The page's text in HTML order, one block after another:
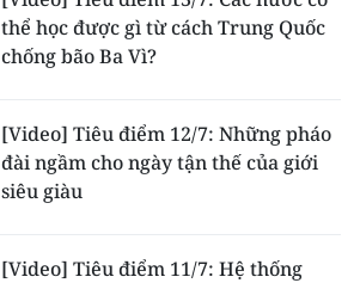
thể học được gì từ cách Trung Quốc
chống bão Ba Vì?
[Video] Tiêu điểm 12/7: Những pháo
đài ngầm cho ngày tận thế của giới
siêu giàu
[Video] Tiêu điểm 11/7: Hệ thống